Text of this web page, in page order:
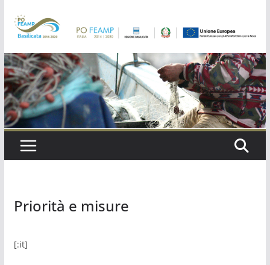
contenuto
Priorità e misure
[:it]